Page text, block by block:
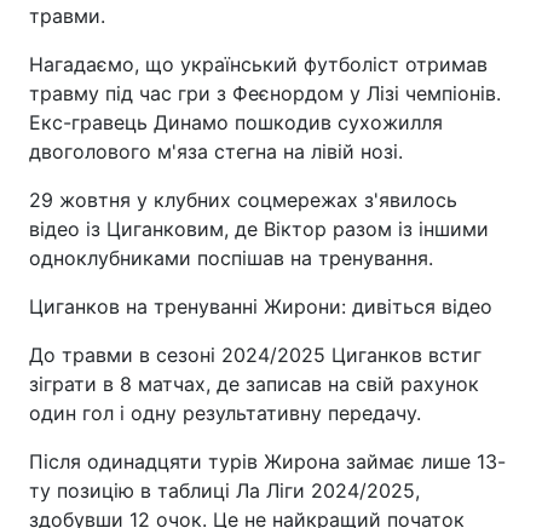
травми.
Нагадаємо, що український футболіст отримав
травму під час гри з Феєнордом у Лізі чемпіонів.
Екс-гравець Динамо пошкодив сухожилля
двоголового м'яза стегна на лівій нозі.
29 жовтня у клубних соцмережах з'явилось
відео із Циганковим, де Віктор разом із іншими
одноклубниками поспішав на тренування.
Циганков на тренуванні Жирони: дивіться відео
До травми в сезоні 2024/2025 Циганков встиг
зіграти в 8 матчах, де записав на свій рахунок
один гол і одну результативну передачу.
Після одинадцяти турів Жирона займає лише 13-
ту позицію в таблиці Ла Ліги 2024/2025,
здобувши 12 очок. Це не найкращий початок